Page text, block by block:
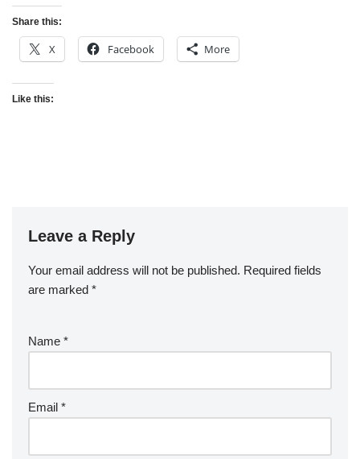
Share this:
X Facebook More
Like this:
Leave a Reply
Your email address will not be published. Required fields
are marked *
Name *
Email *